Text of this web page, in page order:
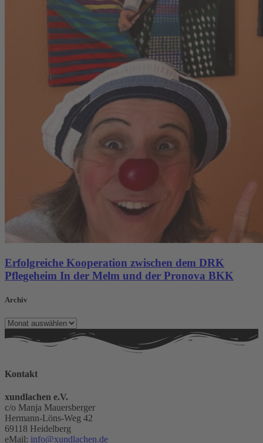
Erfolgreiche Kooperation zwischen dem DRK
Pflegeheim In der Melm und der Pronova BKK
Archiv
Archiv
Kontakt
xundlachen e.V.
c/o Manja Mauersberger
Hermann-Löns-Weg 42
69118 Heidelberg
eMail: info@xundlachen.de